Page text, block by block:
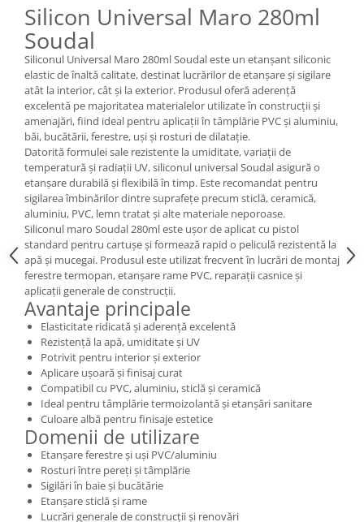
Silicon Universal Maro 280ml
Soudal
Siliconul Universal Maro 280ml Soudal este un etanșant siliconic
elastic de înaltă calitate, destinat lucrărilor de etanșare și sigilare
atât la interior, cât și la exterior. Produsul oferă aderență
excelentă pe majoritatea materialelor utilizate în construcții și
amenajări, fiind ideal pentru aplicații în tâmplărie PVC și aluminiu,
băi, bucătării, ferestre, uși și rosturi de dilatație.
Datorită formulei sale rezistente la umiditate, variații de
temperatură și radiații UV, siliconul universal Soudal asigură o
etanșare durabilă și flexibilă în timp. Este recomandat pentru
sigilarea îmbinărilor dintre suprafețe precum sticlă, ceramică,
aluminiu, PVC, lemn tratat și alte materiale neporoase.
Siliconul maro Soudal 280ml este ușor de aplicat cu pistol
standard pentru cartușe și formează rapid o peliculă rezistentă la
apă și mucegai. Produsul este utilizat frecvent în lucrări de montaj
ferestre termopan, etanșare rame PVC, reparații casnice și
aplicații generale de construcții.
Avantaje principale
Elasticitate ridicată și aderență excelentă
Rezistență la apă, umiditate și UV
Potrivit pentru interior și exterior
Aplicare ușoară și finisaj curat
Compatibil cu PVC, aluminiu, sticlă și ceramică
Ideal pentru tâmplărie termoizolantă și etanșări sanitare
Culoare albă pentru finisaje estetice
Domenii de utilizare
Etanșare ferestre și uși PVC/aluminiu
Rosturi între pereți și tâmplărie
Sigilări în baie și bucătărie
Etanșare sticlă și rame
Lucrări generale de construcții și renovări